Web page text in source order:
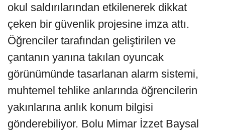
okul saldırılarından etkilenerek dikkat
çeken bir güvenlik projesine imza attı.
Öğrenciler tarafından geliştirilen ve
çantanın yanına takılan oyuncak
görünümünde tasarlanan alarm sistemi,
muhtemel tehlike anlarında öğrencilerin
yakınlarına anlık konum bilgisi
gönderebiliyor. Bolu Mimar İzzet Baysal